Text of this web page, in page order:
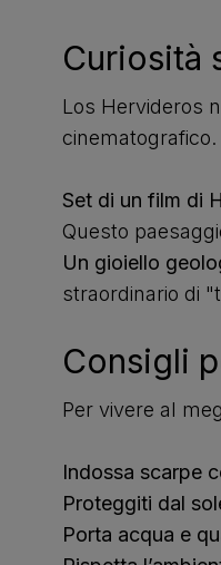
Curiosità
Los Hervideros
cinematografico.
Set di un film di
Questo
Un gioiello
straordinario di
Consigli
Per vivere al
Indossa scarpe
Proteggiti dal
Porta acqua e